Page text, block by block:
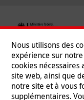
Nous utilisons des
expérience sur
cookies
site web, ainsi que
notre site et à vous
supplémentaires.